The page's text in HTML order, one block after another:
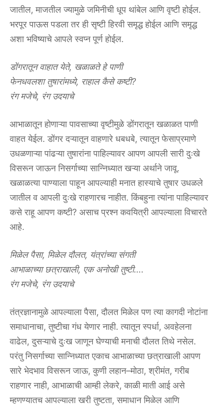
‌जातील,‌ ‌माजतील‌ ‌ज्यामुळे‌ ‌जमिनीची‌ ‌धूप‌ ‌थांबेल‌ ‌आणि‌ ‌वृष्टी‌ ‌होईल.‌
‌भरपूर‌ ‌पाऊस‌ ‌पडला‌ ‌तर‌ ‌ही‌ ‌सृष्टी‌ ‌हिरवी‌ ‌समृद्ध‌ ‌होईल‌ ‌आणि‌ ‌समृद्ध‌
‌अशा‌ ‌भविष्याचे‌ ‌आपले‌ ‌स्वप्न‌ ‌पूर्ण‌ ‌होईल.‌
डोंगरातून‌ ‌वाहात‌ ‌येते,‌ ‌खळाळते‌ ‌हे‌ ‌पाणी‌
‌फेनधवलशा‌ ‌तुषारांमध्ये,‌ ‌राहाल‌ ‌कैसे‌ ‌कष्टी?‌
‌रंग‌ ‌मजेचे,‌ ‌रंग‌ ‌उदयाचे‌
आभाळातून‌ ‌होणाऱ्या‌ ‌पावसाच्या‌ ‌वृष्टीमुळे‌ ‌डोंगरातून‌ ‌खळाळत‌ ‌पाणी‌
‌वाहत‌ ‌येईल.‌ ‌डोंगर‌ ‌दऱ्यातून‌ ‌वाहणारे‌ ‌धबधबे,‌ ‌त्यातून‌ ‌फेसाप्रमाणे‌
‌उधळणाऱ्या‌ ‌पांढऱ्या‌ ‌तुषारांना‌ ‌पाहिल्यावर‌ ‌आपण‌ ‌आपली‌ ‌सारी‌ ‌दुःखे‌
‌विसरून‌ ‌जाऊन‌ ‌निसर्गाच्या‌ ‌सान्निध्यात‌ ‌खऱ्या‌ ‌अर्थाने‌ ‌जावू.‌
‌खळाळत्या‌ ‌पाण्याला‌ ‌पाहून‌ ‌आपल्याही‌ ‌मनात‌ ‌हास्याचे‌ ‌तुषार‌ ‌उधळले‌
‌जातील‌ ‌व‌ ‌आपली‌ ‌दुःखे‌ ‌राहणारच‌ ‌नाहीत.‌ ‌किंबहुना‌ ‌त्यांना‌ ‌पाहिल्यावर‌
‌कसे‌ ‌राहू‌ ‌आपण‌ ‌कष्टी?‌ ‌असाच‌ ‌प्रश्न‌ ‌कवयित्री‌ ‌आपल्याला‌ ‌विचारते‌
‌आहे.‌
मिळेल‌ ‌पैसा,‌ ‌मिळेल‌ ‌दौलत,‌ ‌यंत्रांच्या‌ ‌संगती‌ ‌
आभाळाच्या‌ ‌छत्राखाली,‌ ‌एक‌ ‌अनोखी‌ ‌तुष्टी….‌ ‌
रंग‌ ‌मजेचे,‌ ‌रंग‌ ‌उदयाचे‌ ‌
तंत्रज्ञानामुळे‌ ‌आपल्याला‌ ‌पैसा,‌ ‌दौलत‌ ‌मिळेल‌ ‌पण‌ ‌त्या‌ ‌कागदी‌ ‌नोटांना‌
‌समाधानाचा,‌ ‌तुष्टीचा‌ ‌गंध‌ ‌येणार‌ ‌नाही.‌ ‌त्यातून‌ ‌स्पर्धा,‌ ‌अवहेलना‌
‌वाढेल,‌ ‌दुसऱ्याचे‌ ‌दुःख‌ ‌जाणून‌ ‌घेण्याची‌ ‌मनाची‌ ‌दौलत‌ ‌तिथे‌ ‌नसेल.‌
‌परंतु‌ ‌निसर्गाच्या‌ ‌सान्निध्यात‌ ‌एकाच‌ ‌आभाळाच्या‌ ‌छत्राखाली‌ ‌आपण‌
‌सारे‌ ‌भेदभाव‌ ‌विसरून‌ ‌जाऊ,‌ ‌कुणी‌ ‌लहान–मोठा,‌ ‌श्रीमंत,‌ ‌गरीब‌
‌राहणार‌ ‌नाही,‌ ‌आभाळाची‌ ‌आम्ही‌ ‌लेकरे,‌ ‌काळी‌ ‌माती‌ ‌आई‌ ‌असे‌
‌म्हणण्यातच‌ ‌आपल्याला‌ ‌खरी‌ ‌तुष्टता,‌ ‌समाधान‌ ‌मिळेल‌ ‌आणि‌